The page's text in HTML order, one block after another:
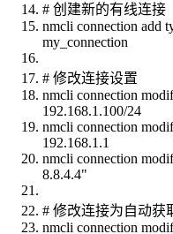
# 创建新的有线连接
nmcli connection add
my_connection
# 修改连接设置
nmcli connection
192.168.1.100/24
nmcli connection
192.168.1.1
nmcli connection
8.8.4.4"
# 修改连接为自动获
nmcli connection